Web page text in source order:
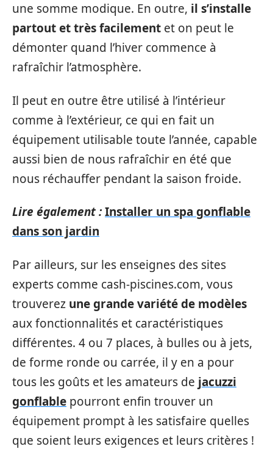
une somme modique. En outre, il s’installe
partout et très facilement et on peut le
démonter quand l’hiver commence à
rafraîchir l’atmosphère.
Il peut en outre être utilisé à l’intérieur
comme à l’extérieur, ce qui en fait un
équipement utilisable toute l’année, capable
aussi bien de nous rafraîchir en été que
nous réchauffer pendant la saison froide.
Lire également :Installer un spa gonflable
dans son jardin
Par ailleurs, sur les enseignes des sites
experts comme cash-piscines.com, vous
trouverez une grande variété de modèles
aux fonctionnalités et caractéristiques
différentes. 4 ou 7 places, à bulles ou à jets,
de forme ronde ou carrée, il y en a pour
tous les goûts et les amateurs de jacuzzi
gonflable pourront enfin trouver un
équipement prompt à les satisfaire quelles
que soient leurs exigences et leurs critères !